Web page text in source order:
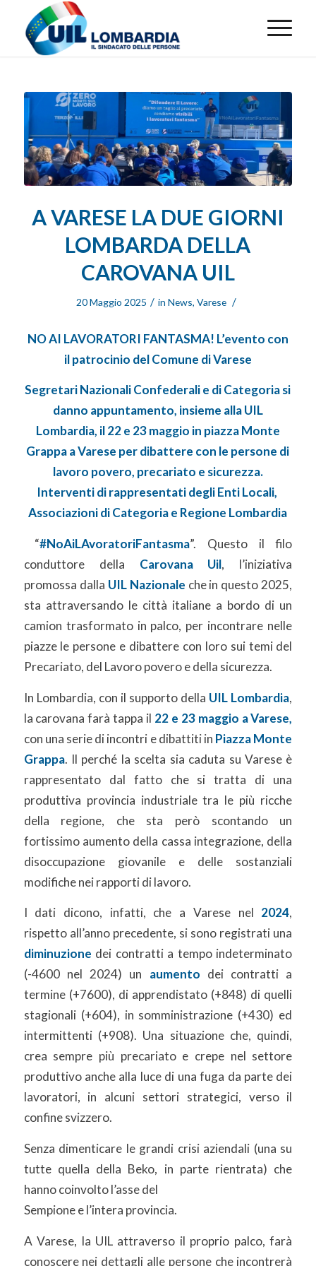
A VARESE LA DUE GIORNI
LOMBARDA DELLA
CAROVANA UIL
20 Maggio 2025 / in News, Varese /
NO AI LAVORATORI FANTASMA! L’evento con
il patrocinio del Comune di Varese
Segretari Nazionali Confederali e di Categoria si
danno appuntamento, insieme alla UIL
Lombardia, il 22 e 23 maggio in piazza Monte
Grappa a Varese per dibattere con le persone di
lavoro povero, precariato e sicurezza.
Interventi di rappresentati degli Enti Locali,
Associazioni di Categoria e Regione Lombardia
“#NoAiLAvoratoriFantasma”. Questo il filo
conduttore della Carovana Uil, l’iniziativa
promossa dalla UIL Nazionale che in questo 2025,
sta attraversando le città italiane a bordo di un
camion trasformato in palco, per incontrare nelle
piazze le persone e dibattere con loro sui temi del
Precariato, del Lavoro povero e della sicurezza.
In Lombardia, con il supporto della UIL Lombardia,
la carovana farà tappa il 22 e 23 maggio a Varese,
con una serie di incontri e dibattiti in Piazza Monte
Grappa. Il perché la scelta sia caduta su Varese è
rappresentato dal fatto che si tratta di una
produttiva provincia industriale tra le più ricche
della regione, che sta però scontando un
fortissimo aumento della cassa integrazione, della
disoccupazione giovanile e delle sostanziali
modifiche nei rapporti di lavoro.
I dati dicono, infatti, che a Varese nel 2024,
rispetto all’anno precedente, si sono registrati una
diminuzione dei contratti a tempo indeterminato
(-4600 nel 2024) un aumento dei contratti a
termine (+7600), di apprendistato (+848) di quelli
stagionali (+604), in somministrazione (+430) ed
intermittenti (+908). Una situazione che, quindi,
crea sempre più precariato e crepe nel settore
produttivo anche alla luce di una fuga da parte dei
lavoratori, in alcuni settori strategici, verso il
confine svizzero.
Senza dimenticare le grandi crisi aziendali (una su
tutte quella della Beko, in parte rientrata) che
hanno coinvolto l’asse del
Sempione e l’intera provincia.
A Varese, la UIL attraverso il proprio palco, farà
conoscere nei dettagli alle persone che incontrerà